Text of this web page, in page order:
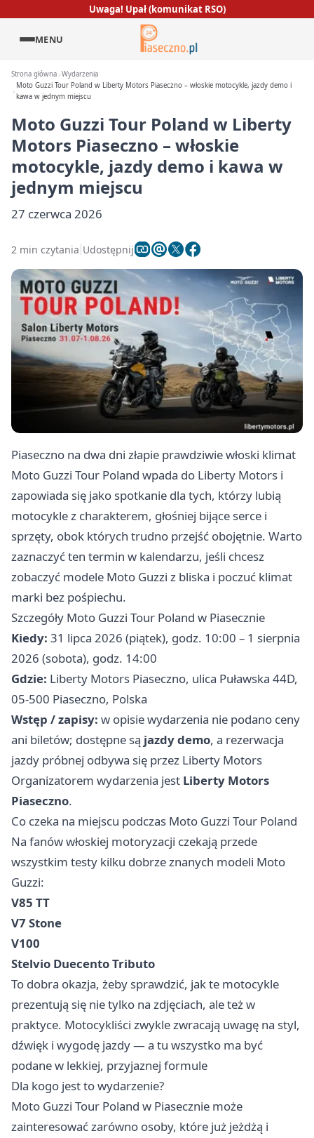
Uwaga! Upał (komunikat RSO)
MENU
Strona główna Wydarzenia
Moto Guzzi Tour Poland w Liberty Motors Piaseczno – włoskie motocykle, jazdy demo i
kawa w jednym miejscu
Moto Guzzi Tour Poland w Liberty
Motors Piaseczno – włoskie
motocykle, jazdy demo i kawa w
jednym miejscu
27 czerwca 2026
2 min czytania Udostępnij
Piaseczno na dwa dni złapie prawdziwie włoski klimat
Moto Guzzi Tour Poland wpada do Liberty Motors i
zapowiada się jako spotkanie dla tych, którzy lubią
motocykle z charakterem, głośniej bijące serce i
sprzęty, obok których trudno przejść obojętnie. Warto
zaznaczyć ten termin w kalendarzu, jeśli chcesz
zobaczyć modele Moto Guzzi z bliska i poczuć klimat
marki bez pośpiechu.
Szczegóły Moto Guzzi Tour Poland w Piasecznie
Kiedy: 31 lipca 2026 (piątek), godz. 10:00 – 1 sierpnia
2026 (sobota), godz. 14:00
Gdzie: Liberty Motors Piaseczno, ulica Puławska 44D,
05-500 Piaseczno, Polska
Wstęp / zapisy: w opisie wydarzenia nie podano ceny
ani biletów; dostępne są jazdy demo, a rezerwacja
jazdy próbnej odbywa się przez Liberty Motors
Organizatorem wydarzenia jest Liberty Motors
Piaseczno.
Co czeka na miejscu podczas Moto Guzzi Tour Poland
Na fanów włoskiej motoryzacji czekają przede
wszystkim testy kilku dobrze znanych modeli Moto
Guzzi:
V85 TT
V7 Stone
V100
Stelvio Duecento Tributo
To dobra okazja, żeby sprawdzić, jak te motocykle
prezentują się nie tylko na zdjęciach, ale też w
praktyce. Motocykliści zwykle zwracają uwagę na styl,
dźwięk i wygodę jazdy — a tu wszystko ma być
podane w lekkiej, przyjaznej formule
Dla kogo jest to wydarzenie?
Moto Guzzi Tour Poland w Piasecznie może
zainteresować zarówno osoby, które już jeżdżą i